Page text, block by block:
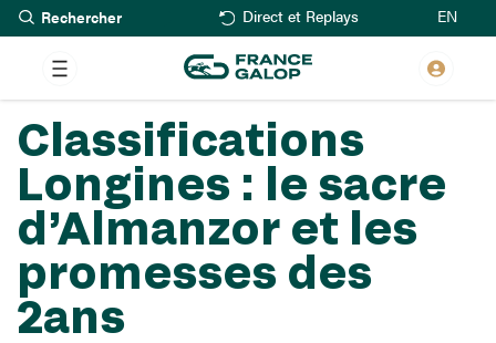
Aller
au
contenu
principal
Rechercher Direct et Replays EN
Classifications
Longines : le sacre
d’Almanzor et les
promesses des
2ans